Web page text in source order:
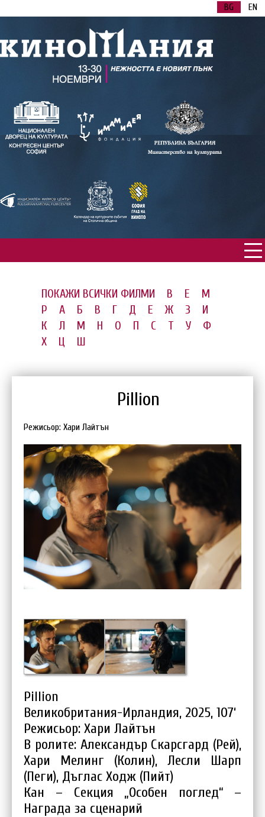
BG EN
ПОКАЖИ ВСИЧКИ ФИЛМИ B E
M
P
А Б В Г Д Е Ж З
И
К
Л М Н О П С Т У
Ф
Х
Ц Ш
Pillion
Режисьор: Хари Лайтън
Pillion
Великобритания-Ирландия, 2025, 107‘
Режисьор: Хари Лайтън
В ролите: Александър Скарсгард (Рей),
Хари Мелинг (Колин), Лесли Шарп
(Пеги), Дъглас Ходж (Пийт)
Кан – Секция „Особен поглед“ –
Награда за сценарий